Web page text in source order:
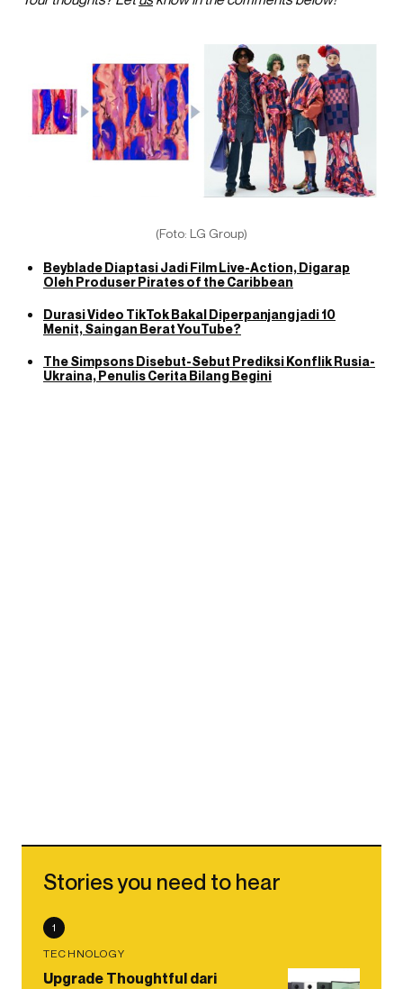
(Foto: LG Group)
Beyblade Diaptasi Jadi Film Live-Action, Digarap
Oleh Produser Pirates of the Caribbean
Durasi Video TikTok Bakal Diperpanjang jadi 10
Menit, Saingan Berat YouTube?
The Simpsons Disebut-Sebut Prediksi Konflik Rusia-
Ukraina, Penulis Cerita Bilang Begini
Stories you need to hear
1
TECHNOLOGY
Upgrade Thoughtful dari